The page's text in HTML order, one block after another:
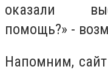
оказали
помощь?» -
Напомним,